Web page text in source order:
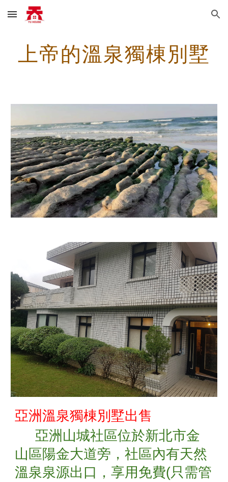
Skip to main content Skip to navigation
上帝的溫泉獨棟別墅
亞洲溫泉獨棟別墅出售
     亞洲山城社區位於新北市金
山區陽金大道旁，社區內有天然
溫泉泉源出口，享用免費(只需管